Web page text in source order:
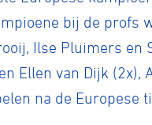
bij de profs
Ilse Pluimers en
Ellen van Dijk (2x),
na de Europese